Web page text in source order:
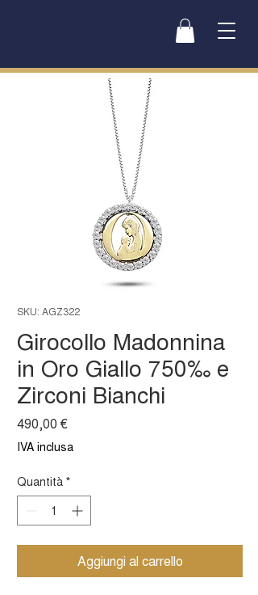
SKU: AGZ322
Girocollo Madonnina
in Oro Giallo 750‰ e
Zirconi Bianchi
490,00 €Prezzo
IVA inclusa
Quantità *
Aggiungi al carrello